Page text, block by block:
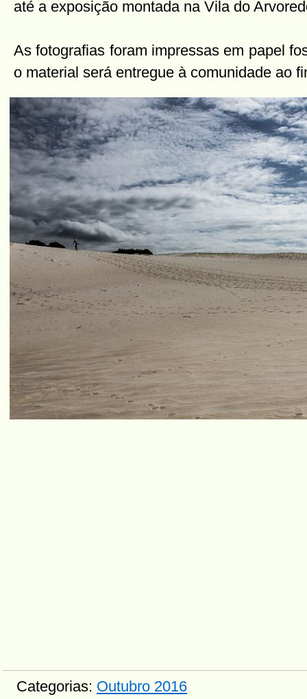
até a exposição montada na Vila do
As fotografias foram impressas em papel
o material será entregue à comunidade ao
Categorias: Outubro 2016